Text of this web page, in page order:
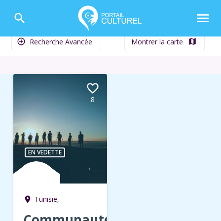
search menu
add_circle_outline Recherche Avancée Montrer la carte map
favorite_border
8
→
EN VEDETTE
room Tunisie,